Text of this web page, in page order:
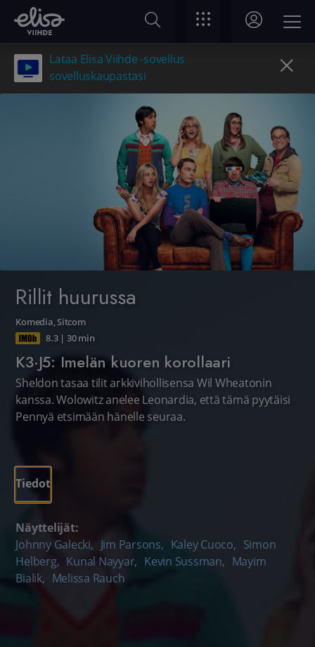
Lataa Elisa Viihde -sovellus
sovelluskaupastasi
Rillit huurussa
Komedia,Sitcom
8.3| 30 min
K3·J5: Imelän kuoren korollaari
Sheldon tasaa tilit arkkivihollisensa Wil Wheatonin
kanssa. Wolowitz anelee Leonardia, että tämä pyytäisi
Pennyä etsimään hänelle seuraa.
Tiedot
Näyttelijät:
Johnny Galecki, Jim Parsons, Kaley Cuoco, Simon
Helberg, Kunal Nayyar, Kevin Sussman, Mayim
Bialik, Melissa Rauch